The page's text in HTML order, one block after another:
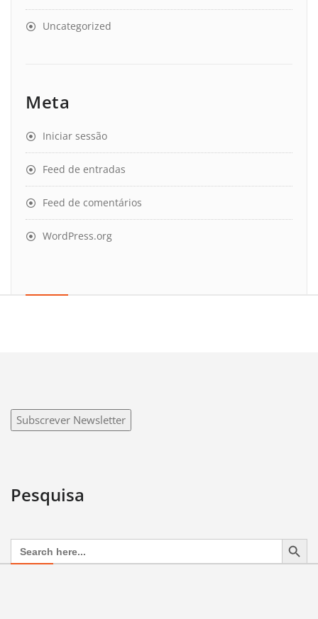
Uncategorized
Meta
Iniciar sessão
Feed de entradas
Feed de comentários
WordPress.org
Subscrever Newsletter
Pesquisa
Search
for:
Search Button